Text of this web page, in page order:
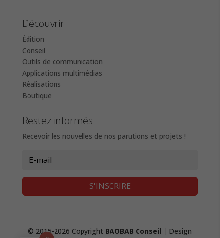
Découvrir
Édition
Conseil
Outils de communication
Applications multimédias
Réalisations
Boutique
Restez informés
Recevoir les nouvelles de nos parutions et projets !
S'INSCRIRE
© 2015-2026 Copyright BAOBAB Conseil | Design